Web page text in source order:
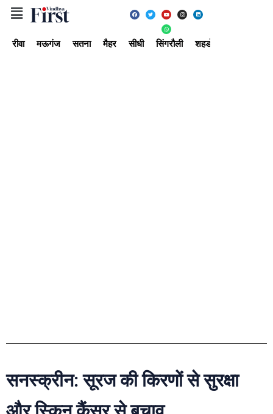
रीवा मऊगंज सतना मैहर सीधी सिंगरौली शहडोल
सनस्क्रीन: सूरज की किरणों से सुरक्षा